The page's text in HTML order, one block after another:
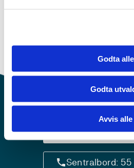
Godta alle
Godta
Avvis alle
Kontaktinfo og
Sentralbord: